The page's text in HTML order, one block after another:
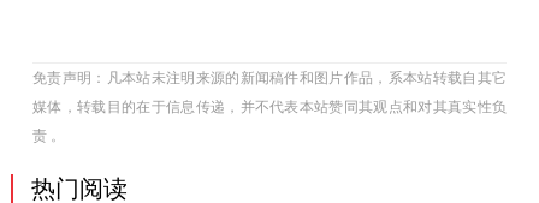
免责声明：凡本站未注明来源的新闻稿件和图片作品，系本站转载自其它
媒体，转载目的在于信息传递，并不代表本站赞同其观点和对其真实性负
责 。
热门阅读